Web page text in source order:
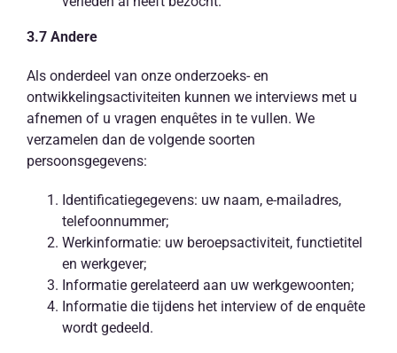
3.7 Andere
Als onderdeel van onze onderzoeks- en
ontwikkelingsactiviteiten kunnen we interviews met u
afnemen of u vragen enquêtes in te vullen. We
verzamelen dan de volgende soorten
persoonsgegevens:
Identificatiegegevens: uw naam, e-mailadres,
telefoonnummer;
Werkinformatie: uw beroepsactiviteit, functietitel
en werkgever;
Informatie gerelateerd aan uw werkgewoonten;
Informatie die tijdens het interview of de enquête
wordt gedeeld.